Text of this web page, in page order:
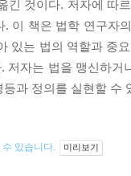
긴 것이다. 저자에 따
. 이 책은 법학 연구자
있는 법의 역할과 중
저자는 법을 맹신하
과 정의를 실현할 수
있습니다. 미리보기